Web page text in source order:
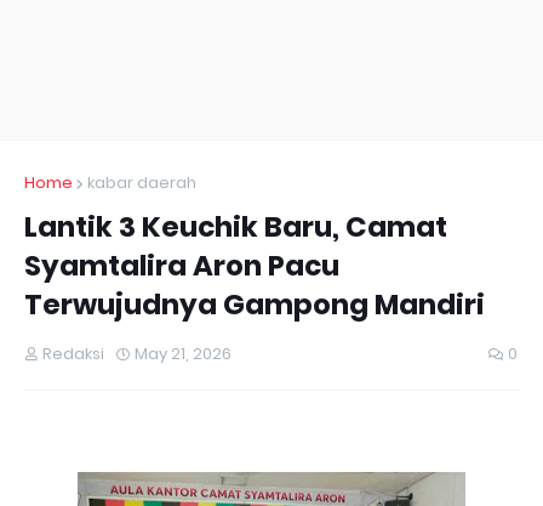
Home kabar daerah
Lantik 3 Keuchik Baru, Camat
Syamtalira Aron Pacu
Terwujudnya Gampong Mandiri
Redaksi May 21, 2026 0